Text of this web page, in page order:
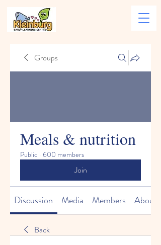
Groups
Meals & nutrition
Public · 600 members
Join
Discussion Media Members About
Back